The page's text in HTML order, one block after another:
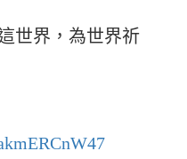
世界，為世界祈